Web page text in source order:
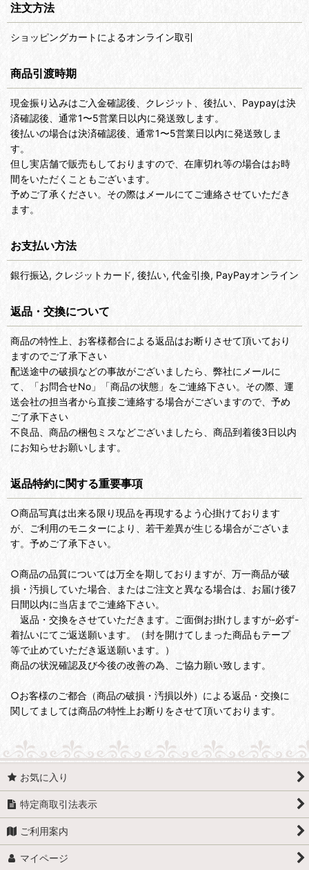
注文方法
ショッピングカートによるオンライン取引
商品引渡時期
現金振り込みはご入金確認後、クレジット、後払い、Paypayは決
済確認後、通常1〜5営業日以内に発送致します。
後払いの場合は決済確認後、通常1〜5営業日以内に発送致しま
す。
但し実店舗で販売もしておりますので、在庫切れ等の場合はお時
間をいただくこともございます。
予めご了承ください。その際はメールにてご連絡させていただき
ます。
お支払い方法
銀行振込, クレジットカード, 後払い, 代金引換, PayPayオンライン
返品・交換について
商品の特性上、お客様都合による返品はお断りさせて頂いており
ますのでご了承下さい
配送途中の破損などの事故がございましたら、弊社にメールに
て、「お問合せNo」「商品の状態」をご連絡下さい。その際、運
送会社の担当者から直接ご連絡する場合がございますので、予め
ご了承下さい
不良品、商品の梱包ミスなどございましたら、商品到着後3日以内
にお知らせお願いします。
返品特約に関する重要事項
○商品写真は出来る限り現品を再現するよう心掛けております
が、ご利用のモニターにより、若干差異が生じる場合がございま
す。予めご了承下さい。
○商品の品質については万全を期しておりますが、万一商品が破
損・汚損していた場合、またはご注文と異なる場合は、お届け後7
日間以内に当店までご連絡下さい。
返品・交換をさせていただきます。ご面倒お掛けしますが-必ず-
着払いにてご返送願います。（封を開けてしまった商品もテープ
等で止めていただき返送願います。）
商品の状況確認及び今後の改善の為、ご協力願い致します。
○お客様のご都合（商品の破損・汚損以外）による返品・交換に
関してましては商品の特性上お断りをさせて頂いております。
お気に入り
特定商取引法表示
ご利用案内
マイページ